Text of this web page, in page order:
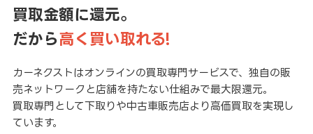
買取金額に還元。
だから高く買い取れる!
カーネクストはオンラインの買取専門サービスで、独自の販
売ネットワークと店舗を持たない仕組みで最大限還元。
買取専門として下取りや中古車販売店より高価買取を実現し
ています。